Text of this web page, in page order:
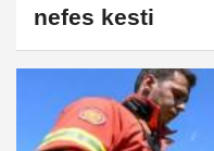
nefes kesti